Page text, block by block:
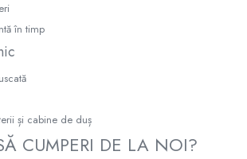
în timp
și cabine de duș
CUMPERI DE LA NOI?